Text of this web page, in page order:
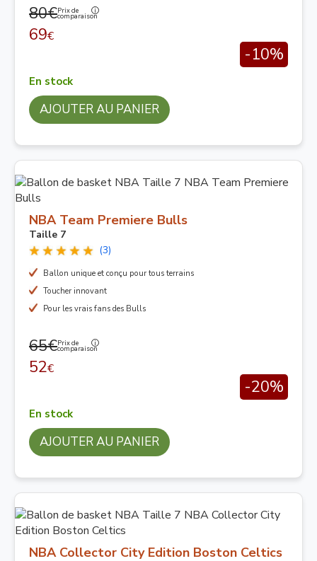
80€Prix de
comparaison
69€
-10%
En stock
AJOUTER AU PANIER
NBA Team Premiere Bulls
Taille 7
(3)
Ballon unique et conçu pour tous terrains
Toucher innovant
Pour les vrais fans des Bulls
65€Prix de
comparaison
52€
-20%
En stock
AJOUTER AU PANIER
NBA Collector City Edition Boston Celtics